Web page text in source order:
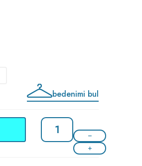
bedenimi bul